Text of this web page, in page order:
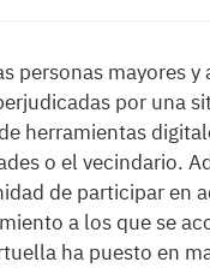
personas mayores
por una
herramientas
o el vecindario.
de participar en
a los que se
ha puesto en